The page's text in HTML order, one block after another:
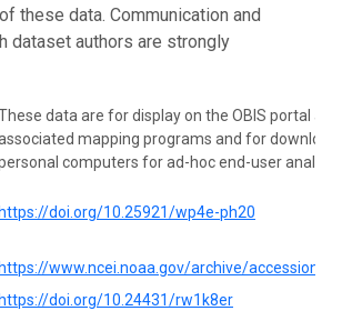
these data. Communication and
dataset authors are strongly
data are for display on the OBIS portal and
mapping programs and for download
computers for ad-hoc end-user
https://doi.org/10.25921/wp4e-ph20
https://www.ncei.noaa.gov/archive/accession/
https://doi.org/10.24431/rw1k8er